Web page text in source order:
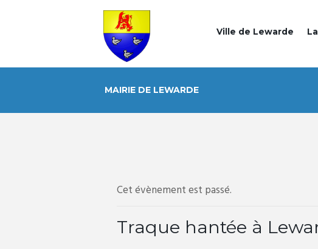
Ville de Lewarde
MAIRIE DE LEWARDE
Cet évènement est passé.
Traque hantée à